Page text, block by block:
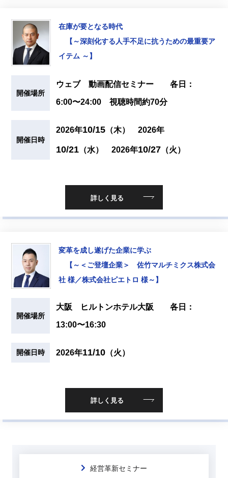
在庫が要となる時代
【～深刻化する人手不足に抗うための最重要ア
イテム ～】
開催場所
ウェブ 動画配信セミナー 各日：
6:00〜24:00 視聴時間約70分
開催日時
2026年10/15 （木） 2026年
10/21 （水） 2026年10/27 （火）
詳しく見る
変革を成し遂げた企業に学ぶ
【～＜ご登壇企業＞ 佐竹マルチミクス株式会
社 様／株式会社ピエトロ 様～】
開催場所
大阪 ヒルトンホテル大阪 各日：
13:00〜16:30
開催日時 2026年11/10 （火）
詳しく見る
経営革新セミナー